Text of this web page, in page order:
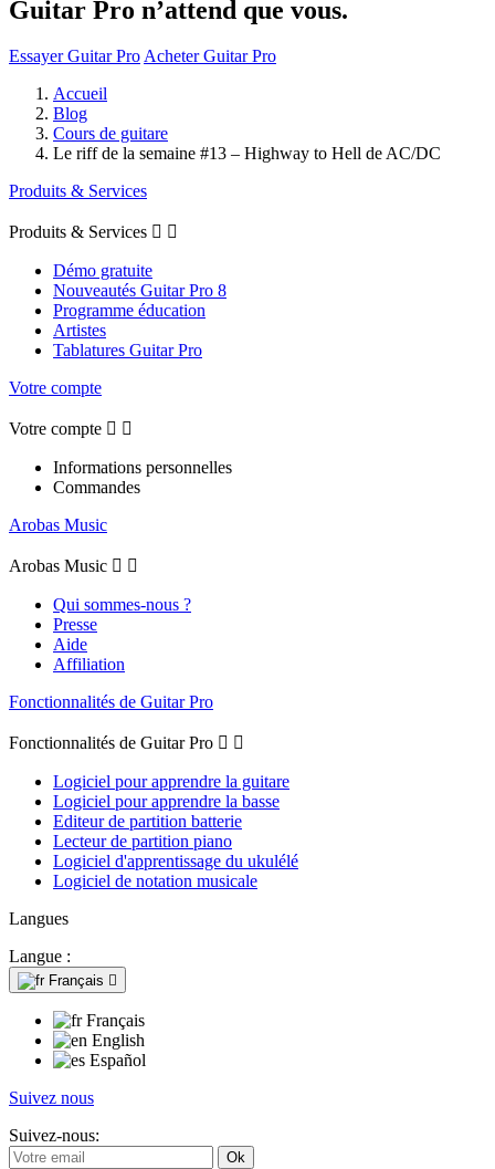
Guitar Pro n’attend que vous.
Essayer Guitar ProAcheter Guitar Pro
Accueil
Blog
Cours de guitare
Le riff de la semaine #13 – Highway to Hell de AC/DC
Produits & Services
Produits & Services  
Démo gratuite
Nouveautés Guitar Pro 8
Programme éducation
Artistes
Tablatures Guitar Pro
Votre compte
Votre compte  
Informations personnelles
Commandes
Arobas Music
Arobas Music  
Qui sommes-nous ?
Presse
Aide
Affiliation
Fonctionnalités de Guitar Pro
Fonctionnalités de Guitar Pro  
Logiciel pour apprendre la guitare
Logiciel pour apprendre la basse
Editeur de partition batterie
Lecteur de partition piano
Logiciel d'apprentissage du ukulélé
Logiciel de notation musicale
Langues
Langue :
Français 
Français
English
Español
Suivez nous
Suivez-nous: